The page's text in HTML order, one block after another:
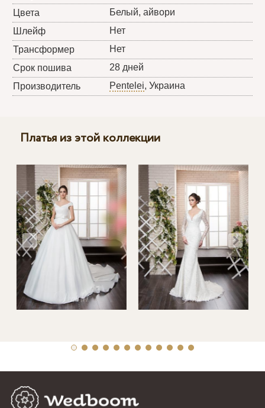
Цвета
Белый, айвори
Шлейф
Нет
Трансформер
Нет
Срок пошива
28 дней
Производитель
Pentelei, Украина
Платья из этой коллекции